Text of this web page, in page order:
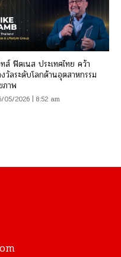
ทส์ ฟิตเนส ประเทศไทย คว้า
งวัลระดับโลกด้านอุตสาหกรรม
ภาพ
05/2026 | 8:52 am